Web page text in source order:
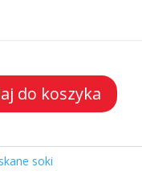
do koszyka
soki